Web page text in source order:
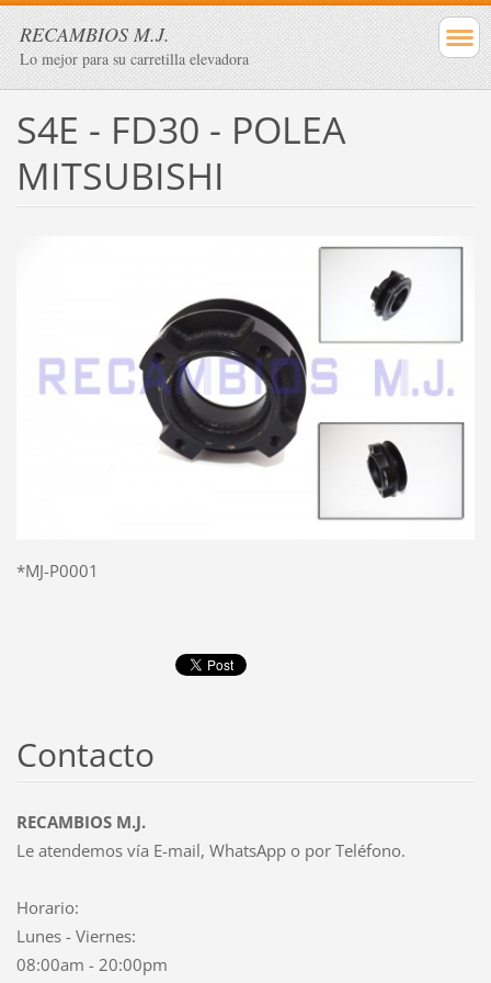
RECAMBIOS M.J.
Lo mejor para su carretilla elevadora
S4E - FD30 - POLEA
MITSUBISHI
*MJ-P0001
Contacto
RECAMBIOS M.J.
Le atendemos vía E-mail, WhatsApp o por Teléfono.
Horario:
Lunes - Viernes:
08:00am - 20:00pm